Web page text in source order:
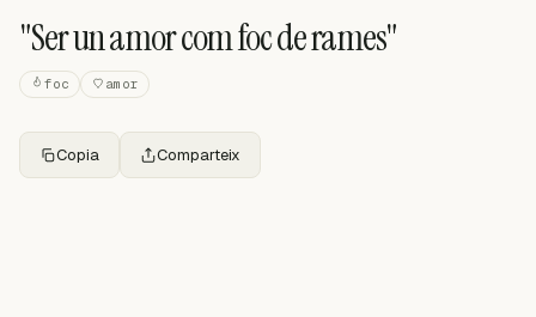
"Ser un amor com foc de rames"
foc amor
Copia Comparteix